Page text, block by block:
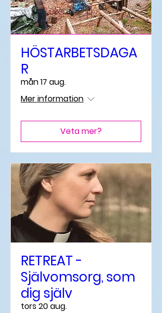
HÖSTARBETSDAGA
R
mån 17 aug.
Mer information
Veta mer?
RETREAT -
Självomsorg, som
dig själv
tors 20 aug.